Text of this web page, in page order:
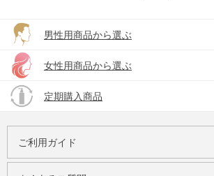
男性用商品から選ぶ
女性用商品から選ぶ
定期購入商品
ご利用ガイド